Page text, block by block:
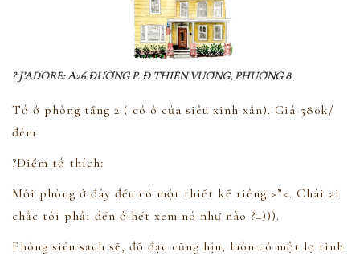
? J’ADORE: A26 ĐƯỜNG P. Đ THIÊN VƯƠNG, PHƯỜNG 8
Tớ ở phòng tầng 2 ( có ô cửa siêu xinh xắn). Giá 580k/
đêm
?Điểm tớ thích:
Mỗi phòng ở đây đều có một thiết kế riêng >”<. Chài ai
chắc tôi phải đến ở hết xem nó như nào ?=))).
Phòng siêu sạch sẽ, đồ đạc cũng hịn, luôn có một lọ tinh